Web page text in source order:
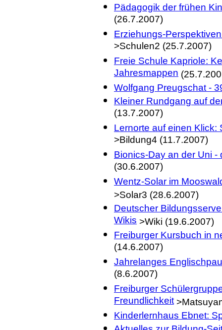
Pädagogik der frühen
(26.7.2007)
Erziehungs-
>Schulen2 (25.7.2007)
Freie Schule Kapriole:
Jahresmappen
Wolfgang Preugschat -
Kleiner Rundgang auf
(13.7.2007)
Lernorte auf einen Klick:
>Bildung4 (11.7.2007)
Bionics-Day an der Uni -
(30.6.2007)
Wentz-Solar im
>Solar3 (28.6.2007)
Deutscher
Wikis >Wiki (19.6.2007)
Freiburger Kursbuch in
(14.6.2007)
Jahrelanges
(8.6.2007)
Freiburger
Freundlichkeit
Kinderlernhaus Ebnet: